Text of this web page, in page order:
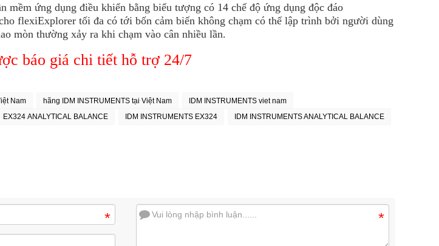
mềm ứng dụng điều khiển bằng biểu tượng có 14 chế độ ứng dụng độc đáo
flexiExplorer tối đa có tới bốn cảm biến không chạm có thể lập trình bởi người dùng
mòn thường xảy ra khi chạm vào cân nhiều lần.
báo giá chi tiết hỗ trợ 24/7
Nam hãng IDM INSTRUMENTS tại Việt Nam
IDM INSTRUMENTS viet nam
EX324 ANALYTICAL BALANCE IDM INSTRUMENTS EX324 IDM INSTRUMENTS ANALYTICAL BALANCE
* *